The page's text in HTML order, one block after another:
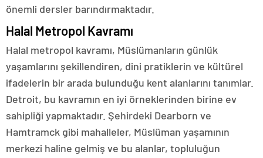
önemli dersler barındırmaktadır.
Halal Metropol Kavramı
Halal metropol kavramı, Müslümanların günlük
yaşamlarını şekillendiren, dini pratiklerin ve kültürel
ifadelerin bir arada bulunduğu kent alanlarını tanımlar.
Detroit, bu kavramın en iyi örneklerinden birine ev
sahipliği yapmaktadır. Şehirdeki Dearborn ve
Hamtramck gibi mahalleler, Müslüman yaşamının
merkezi haline gelmiş ve bu alanlar, topluluğun